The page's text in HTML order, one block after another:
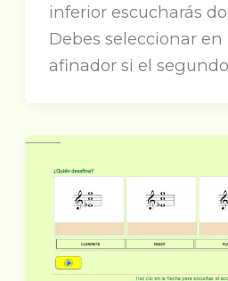
inferior escucharás
Debes seleccionar
afinador si el